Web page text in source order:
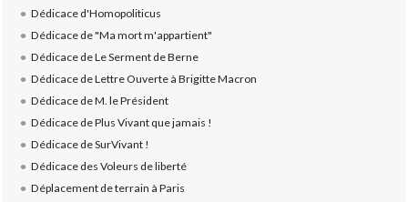
Dédicace d'Homopoliticus
Dédicace de "Ma mort m'appartient"
Dédicace de Le Serment de Berne
Dédicace de Lettre Ouverte à Brigitte Macron
Dédicace de M. le Président
Dédicace de Plus Vivant que jamais !
Dédicace de SurVivant !
Dédicace des Voleurs de liberté
Déplacement de terrain à Paris